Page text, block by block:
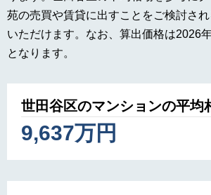
苑の売買や賃貸に出すことをご検討さ
いただけます。なお、算出価格は2026
となります。
世田谷区のマンションの平均
9,637万円